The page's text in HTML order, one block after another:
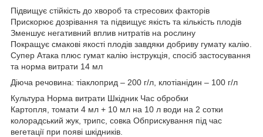
Підвищує стійкість до хвороб та стресових факторів
Прискорює дозрівання та підвищує якість та кількість плодів
Зменшує негативний вплив нитратів на рослину
Покращує смакові якості плодів завдяки добриву гумату калію.
Супер Атака плюс гумат калію інструкція, спосіб застосування
та норма витрати 14 мл
Діюча речовина: тіаклоприд – 200 г/л, клотіанідин – 100 г/л
Культура Норма витрати Шкідник Час обробки
Картопля, томати 4 мл + 10 мл на 10 л води на 2 сотки
колорадський жук, трипс, совка Обприскування під час
вегетації при появі шкідників.